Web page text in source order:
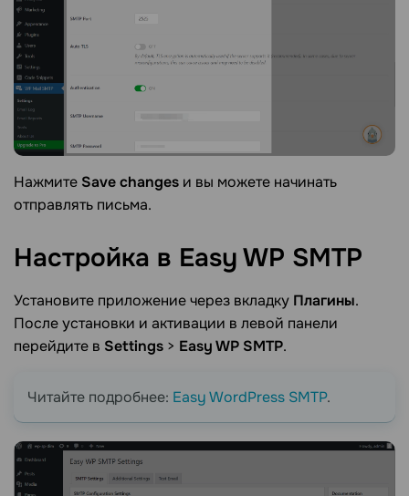
Нажмите Save changes и вы можете начинать
отправлять письма.
Настройка в Easy WP SMTP
Установите приложение через вкладку Плагины.
После установки и активации в левой панели
перейдите в Settings > Easy WP SMTP.
Читайте подробнее: Easy WordPress SMTP.